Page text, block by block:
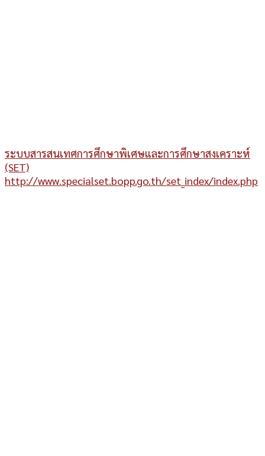
ระบบสารสนเทศการศึกษาพิเศษและการศึกษาสงเคราะห์
(SET)
http://www.specialset.bopp.go.th/set_index/index.php